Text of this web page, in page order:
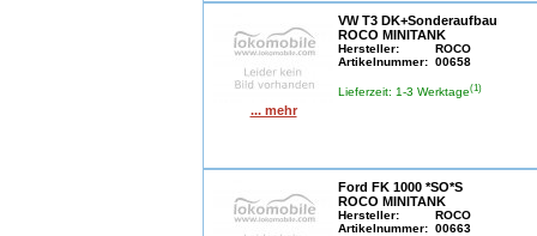
... mehr
VW T3 DK+Sonderaufbau
ROCO MINITANK
Hersteller:
ROCO
Artikelnummer: 00658
Lieferzeit: 1-3 Werktage(1)
Ford FK 1000 *SO*S
ROCO MINITANK
Hersteller:
ROCO
Artikelnummer: 00663